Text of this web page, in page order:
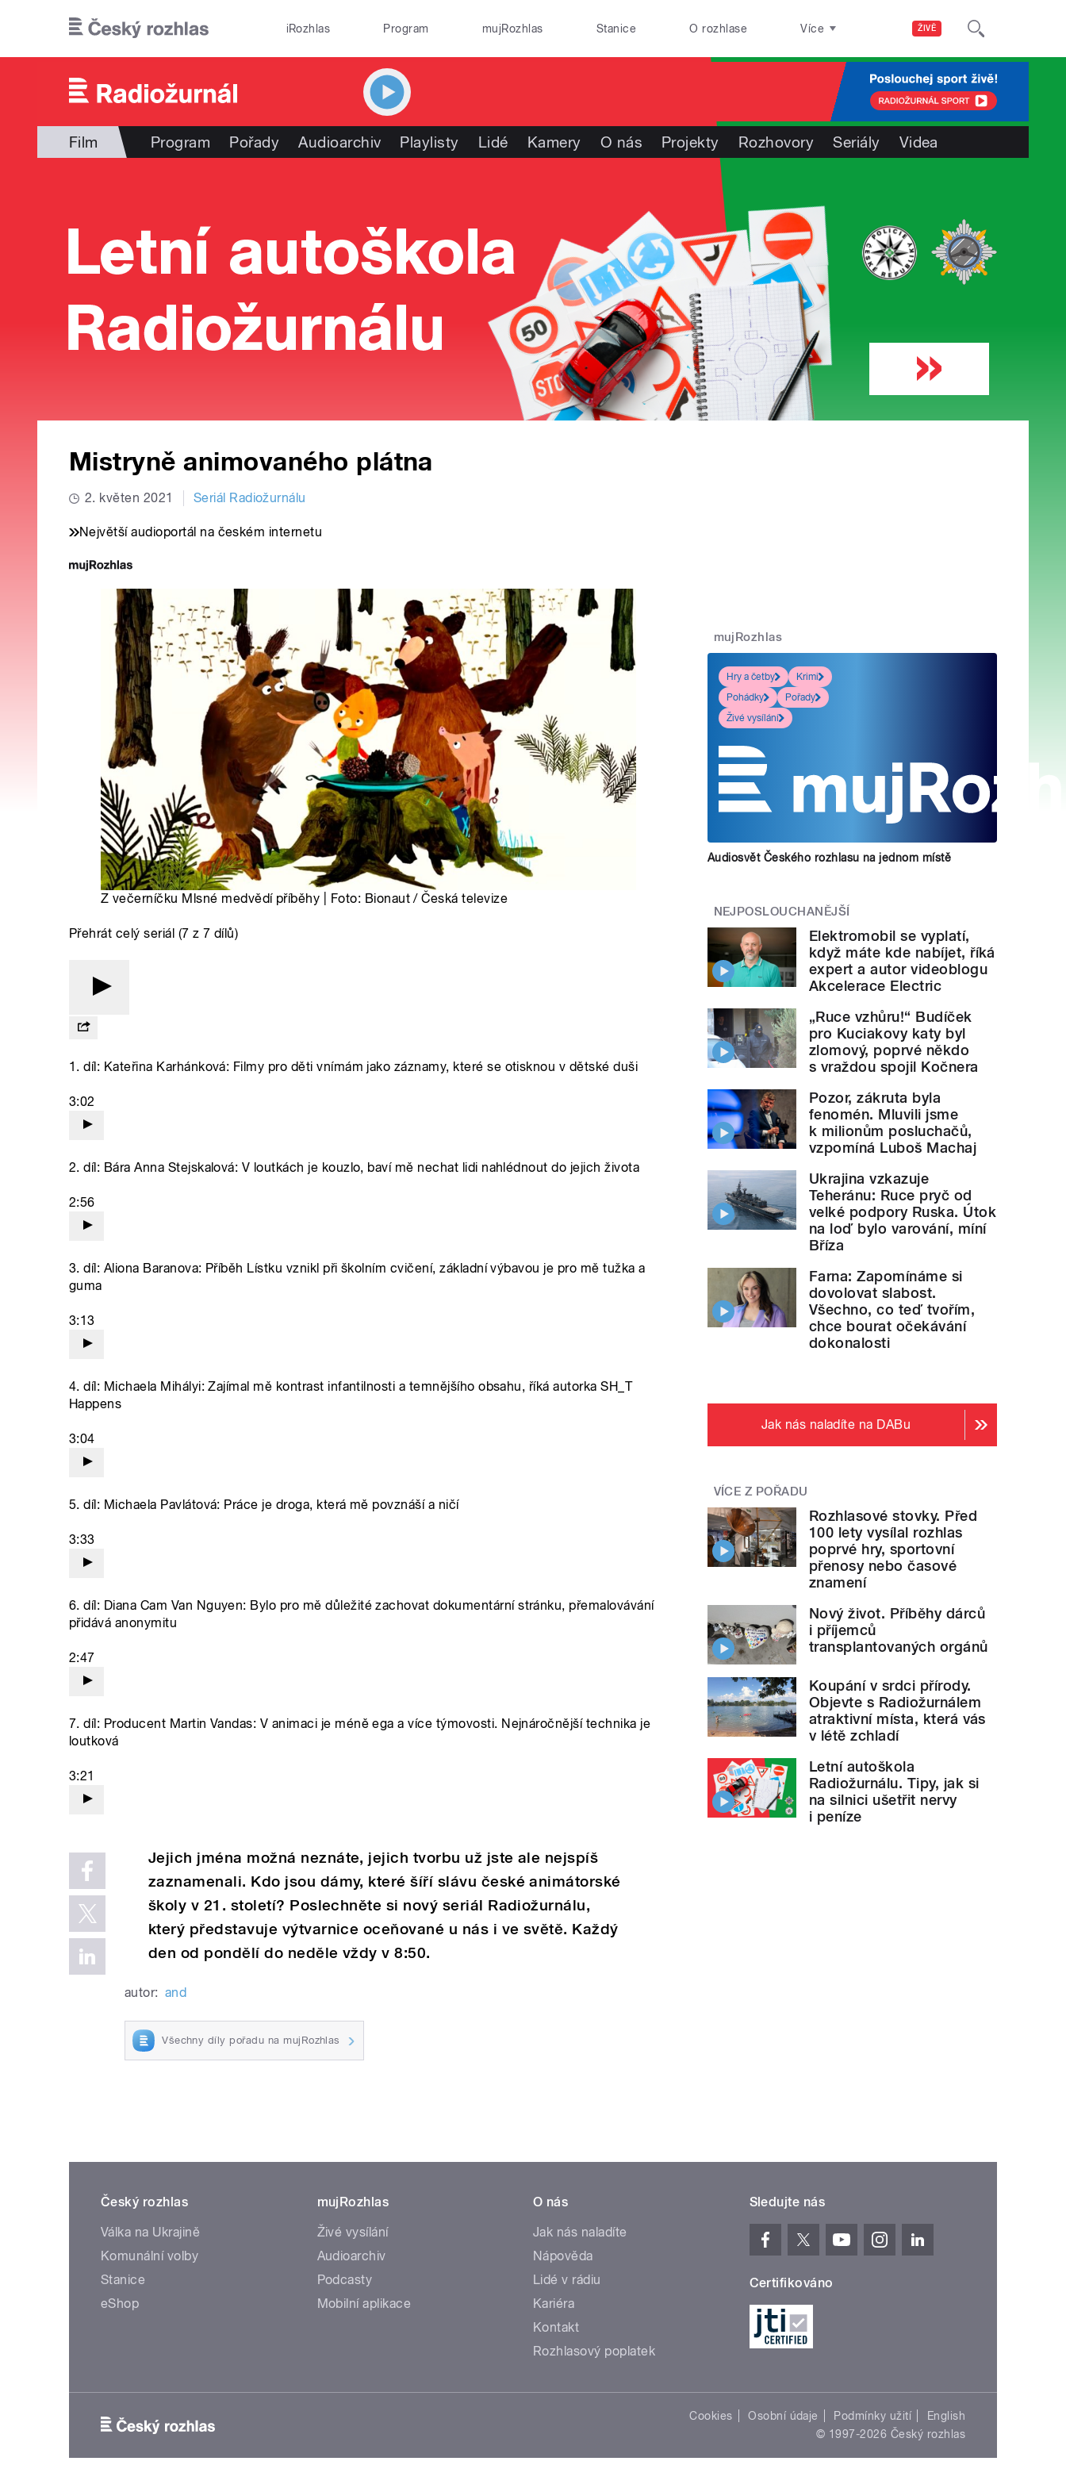
ŽIVĚ
iRozhlas Program mujRozhlas Stanice O rozhlase Více
Film Program Pořady Audioarchiv Playlisty Lidé Kamery O nás Projekty Rozhovory Seriály Videa
Mistryně animovaného plátna
2. květen 2021 Seriál Radiožurnálu
Největší audioportál na českém internetu
Z večerníčku Mlsné medvědí příběhy | Foto: Bionaut / Česká televize
Přehrát celý seriál (7 z 7 dílů)
1. díl: Kateřina Karhánková: Filmy pro děti vnímám jako záznamy, které se otisknou v dětské duši
3:02
2. díl: Bára Anna Stejskalová: V loutkách je kouzlo, baví mě nechat lidi nahlédnout do jejich života
2:56
3. díl: Aliona Baranova: Příběh Lístku vznikl při školním cvičení, základní výbavou je pro mě tužka a
guma
3:13
4. díl: Michaela Mihályi: Zajímal mě kontrast infantilnosti a temnějšího obsahu, říká autorka SH_T
Happens
3:04
5. díl: Michaela Pavlátová: Práce je droga, která mě povznáší a ničí
3:33
6. díl: Diana Cam Van Nguyen: Bylo pro mě důležité zachovat dokumentární stránku, přemalovávání
přidává anonymitu
2:47
7. díl: Producent Martin Vandas: V animaci je méně ega a více týmovosti. Nejnáročnější technika je
loutková
3:21
Jejich jména možná neznáte, jejich tvorbu už jste ale nejspíš
zaznamenali. Kdo jsou dámy, které šíří slávu české animátorské
školy v 21. století? Poslechněte si nový seriál Radiožurnálu,
který představuje výtvarnice oceňované u nás i ve světě. Každý
den od pondělí do neděle vždy v 8:50.
autor: and
Všechny díly pořadu na mujRozhlas
mujRozhlas
Hry a četby
Krimi
Pohádky
Pořady
Živé vysílání
Audiosvět Českého rozhlasu na jednom místě
NEJPOSLOUCHANĚJŠÍ
Elektromobil se vyplatí,
když máte kde nabíjet, říká
expert a autor videoblogu
Akcelerace Electric
„Ruce vzhůru!“ Budíček
pro Kuciakovy katy byl
zlomový, poprvé někdo
s vraždou spojil Kočnera
Pozor, zákruta byla
fenomén. Mluvili jsme
k milionům posluchačů,
vzpomíná Luboš Machaj
Ukrajina vzkazuje
Teheránu: Ruce pryč od
velké podpory Ruska. Útok
na loď bylo varování, míní
Bříza
Farna: Zapomínáme si
dovolovat slabost.
Všechno, co teď tvořím,
chce bourat očekávání
dokonalosti
Jak nás naladíte na DABu
VÍCE Z POŘADU
Rozhlasové stovky. Před
100 lety vysílal rozhlas
poprvé hry, sportovní
přenosy nebo časové
znamení
Nový život. Příběhy dárců
i příjemců
transplantovaných orgánů
Koupání v srdci přírody.
Objevte s Radiožurnálem
atraktivní místa, která vás
v létě zchladí
Letní autoškola
Radiožurnálu. Tipy, jak si
na silnici ušetřit nervy
i peníze
Český rozhlas
Válka na Ukrajině
Komunální volby
Stanice
eShop
mujRozhlas
Živé vysílání
Audioarchiv
Podcasty
Mobilní aplikace
O nás
Jak nás naladíte
Nápověda
Lidé v rádiu
Kariéra
Kontakt
Rozhlasový poplatek
Sledujte nás
Certifikováno
Cookies Osobní údaje Podmínky užití
English
© 1997-2026 Český rozhlas